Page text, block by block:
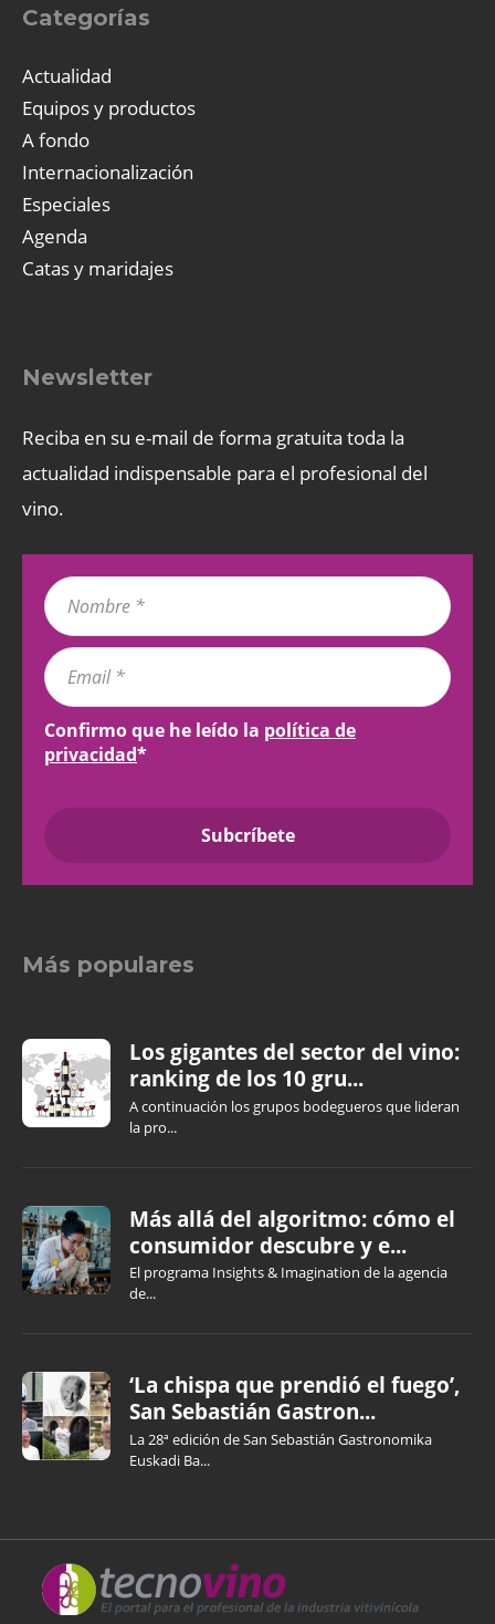
Categorías
Actualidad
Equipos y productos
A fondo
Internacionalización
Especiales
Agenda
Catas y maridajes
Newsletter
Reciba en su e-mail de forma gratuita toda la
actualidad indispensable para el profesional del
vino.
Confirmo que he leído la política de
privacidad*
Más populares
Los gigantes del sector del vino:
ranking de los 10 gru...
A continuación los grupos bodegueros que lideran
la pro...
Más allá del algoritmo: cómo el
consumidor descubre y e...
El programa Insights & Imagination de la agencia
de...
‘La chispa que prendió el fuego’,
San Sebastián Gastron...
La 28ª edición de San Sebastián Gastronomika
Euskadi Ba...